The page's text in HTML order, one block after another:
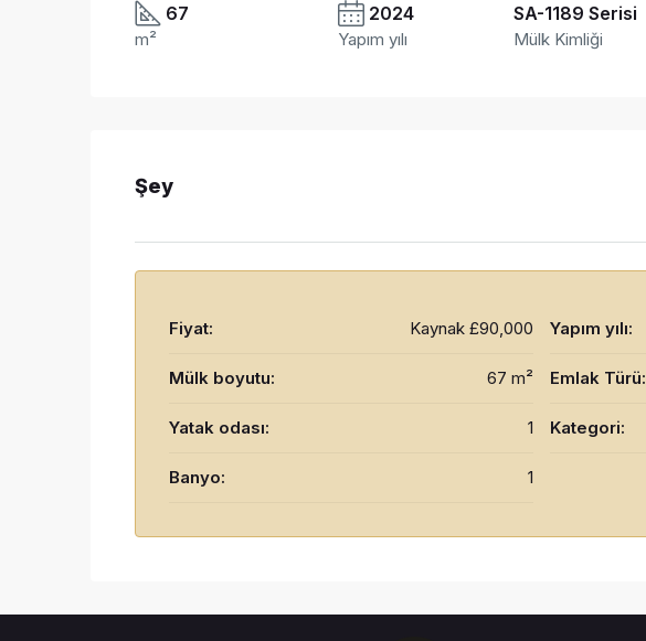
67
m²
2024
Yapım yılı
SA-1189 Serisi
Mülk Kimliği
Şey
Fiyat: Kaynak £90,000
Mülk boyutu: 67 m²
Yatak odası: 1
Banyo: 1
Yapım yılı:
Emlak Türü:
Kategori: